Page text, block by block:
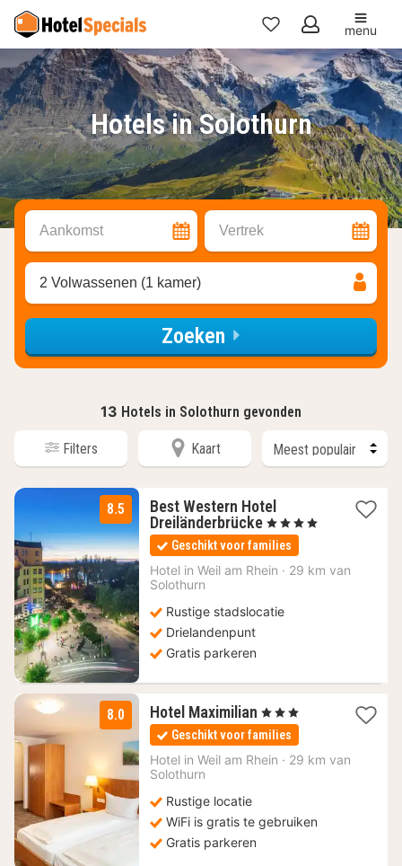
Mijn
favorieten
menu
Hotels in Solothurn
Aankomst Vertrek
2 Volwassenen (1 kamer)
Zoeken
13 Hotels in Solothurn gevonden
Filters Kaart
8.5
Best Western Hotel
Dreiländerbrücke 1
nacht
vanaf
104
, 4 Sterren
Geschikt voor families
Hotel in Weil am Rhein · 29 km van
Solothurn
Rustige stadslocatie
Drielandenpunt
Gratis parkeren
8.0 Hotel Maximilian 1
nacht
vanaf
114,40
, 3 Sterren
Geschikt voor families
Hotel in Weil am Rhein · 29 km van
Solothurn
Rustige locatie
WiFi is gratis te gebruiken
Gratis parkeren